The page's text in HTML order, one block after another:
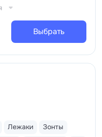
Выбрать
Лежаки
Зонты